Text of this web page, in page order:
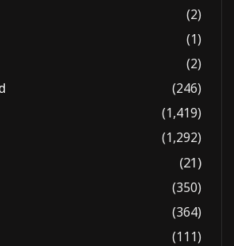
(2)
(1)
(2)
(246)
(1,419)
(1,292)
(21)
(350)
(364)
(111)